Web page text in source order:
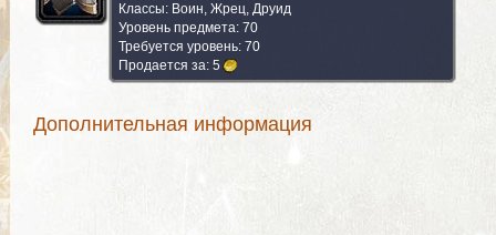
Классы: Воин, Жрец, Друид
Уровень предмета: 70
Требуется уровень: 70
Продается за: 5
Дополнительная информация